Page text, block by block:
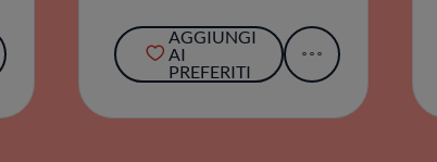
AGGIUNGI
AI
PREFERITI